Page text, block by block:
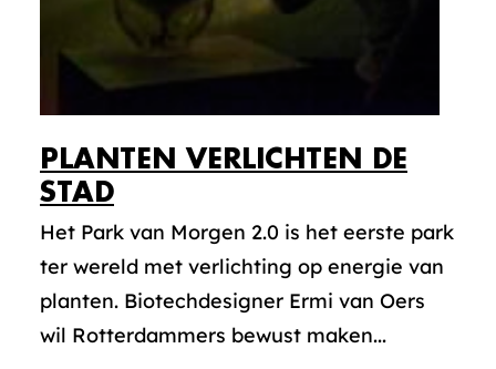
PLANTEN VERLICHTEN DE
STAD
Het Park van Morgen 2.0 is het eerste park
ter wereld met verlichting op energie van
planten. Biotechdesigner Ermi van Oers
wil Rotterdammers bewust maken...